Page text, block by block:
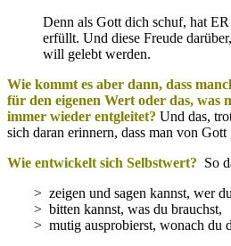
Denn als Gott dich schuf, hat
erfüllt. Und diese Freude
will gelebt werden.
Wie kommt es aber dann, dass
für den eigenen Wert oder das, was
immer wieder entgleitet? Und das,
sich daran erinnern, dass man von
Wie entwickelt sich Selbstwert? So
> zeigen und sagen kannst, wer
> bitten kannst, was du brauchst,
> mutig ausprobierst, wonach du